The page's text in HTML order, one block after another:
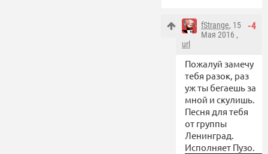
-4
fStrange, 15
Мая 2016 ,
url
Пожалуй замечу
тебя разок, раз
уж ты бегаешь за
мной и скулишь.
Песня для тебя
от группы
Ленинград.
Исполняет Пузо.